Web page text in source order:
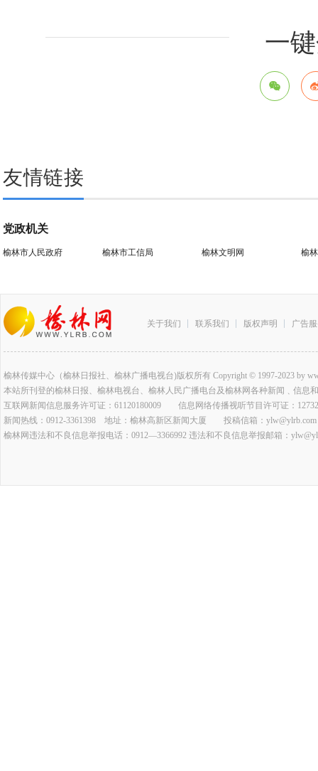
一
友情链接
党政机关
榆林市人民政府 榆林市工信局 榆林文明网 榆
关于我们 联系我们 版权声明 广告
榆林传媒中心（榆林日报社、榆林广播电视台)版权所有 Copyright © 1997-2023 by
本站所刊登的榆林日报、榆林电视台、榆林人民广播电台及榆林网各种新闻﹑信
互联网新闻信息服务许可证：61120180009 信息网络传播视听节目许可证：
新闻热线：0912-3361398 地址：榆林高新区新闻大厦 投稿信箱：ylw@ylrb.com
榆林网违法和不良信息举报电话：0912—3366992 违法和不良信息举报邮箱：